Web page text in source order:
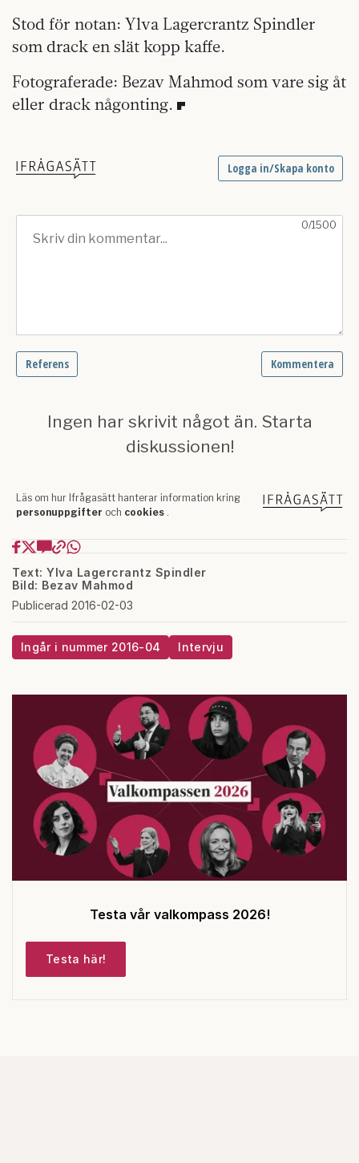
Stod för notan: Ylva Lagercrantz Spindler
som drack en slät kopp kaffe.
Fotograferade: Bezav Mahmod som vare sig åt
eller drack någonting.
Text: Ylva Lagercrantz Spindler
Bild: Bezav Mahmod
Publicerad 2016-02-03
Ingår i nummer 2016-04 Intervju
Testa vår valkompass 2026!
Testa här!